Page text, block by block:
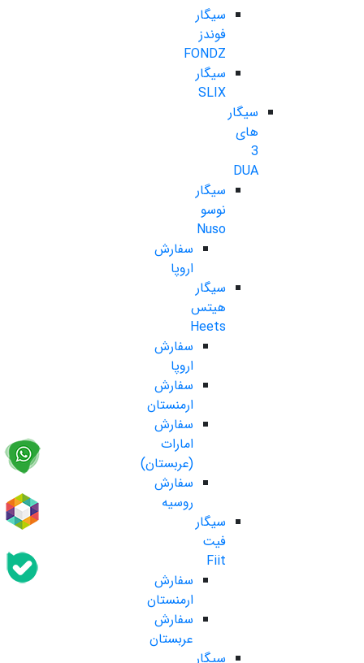
سیگار
فوندز
FONDZ
سیگار
SLIX
سیگار
های
3
DUA
سیگار
نوسو
Nuso
سفارش
اروپا
سیگار
هیتس
Heets
سفارش
اروپا
سفارش
ارمنستان
سفارش
امارات
(عربستان)
سفارش
روسیه
سیگار
فیت
Fiit
سفارش
ارمنستان
سفارش
عربستان
سیگار